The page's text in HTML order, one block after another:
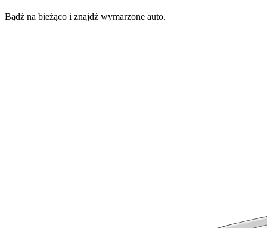
Bądź na bieżąco i znajdź wymarzone auto.